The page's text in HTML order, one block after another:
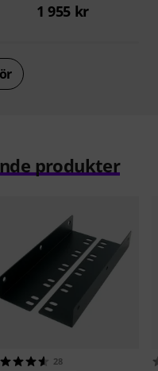
1 955 kr
produkter
28